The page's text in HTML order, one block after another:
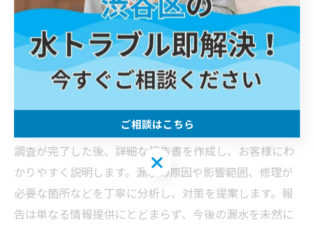
す。これにより、被害の拡大を防ぎ、迅速な修理が可能
となります。また、専門的な知識と経験を持つスタッフ
が、現場での状況を正確に判断し、最適な対応策を講じ
調査結果の報告と分析
調査が完了した後、詳細な報告書を作成し、お客様にわ
かりやすく説明します。漏水の原因や影響範囲、修理が
必要な箇所などを丁寧に分析し、対策を提案します。報
告は単なる情報提供にとどまらず、今後の漏水を未然に
ご相談はこちら
ご相談はこちら